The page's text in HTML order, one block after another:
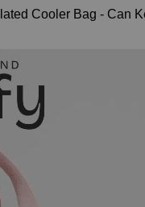
Cooler Bag - Can